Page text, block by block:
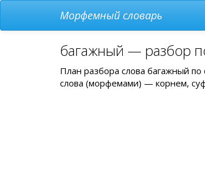
Морфемный словарь
багажный — разбор
План разбора слова багажный
слова (морфемами) — корнем,